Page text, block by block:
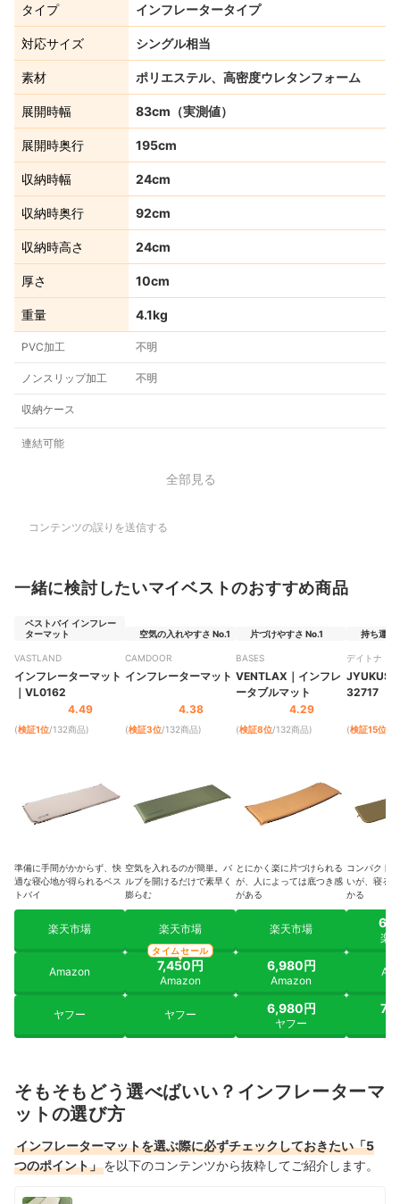
タイプ インフレータータイプ
対応サイズ シングル相当
素材 ポリエステル、高密度ウレタンフォーム
展開時幅 83cm（実測値）
展開時奥行 195cm
収納時幅 24cm
収納時奥行 92cm
収納時高さ 24cm
厚さ 10cm
重量 4.1kg
PVC加工 不明
ノンスリップ加工 不明
収納ケース
連結可能
全部見る
コンテンツの誤りを送信する
一緒に検討したいマイベストのおすすめ商品
ベストバイ インフレー
ターマット
VASTLAND
インフレーターマット
｜ ‎VL0162
4.49
(検証1位/132商品)
準備に手間がかからず、快
適な寝心地が得られるベス
トバイ
楽天市場
Amazon
ヤフー
空気の入れやすさ No.1
CAMDOOR
インフレーターマット
4.38
(検証3位/132商品)
空気を入れるのが簡単。バ
ルブを開けるだけで素早く
膨らむ
楽天市場
7,450円
Amazon
タイムセール
ヤフー
片づけやすさ No.1
BASES
VENTLAX ｜ インフレ
ータブルマット
4.29
(検証8位/132商品)
とにかく楽に片づけられる
が、人によっては底つき感
がある
楽天市場
6,980円
Amazon
6,980円
ヤフー
持ち運び
デイトナ
32717
(検証15位
コンパクト
いが、寝る
かる
楽
そもそもどう選べばいい？インフレーターマ
ットの選び方
インフレーターマットを選ぶ際に必ずチェックしておきたい「5
つのポイント」を以下のコンテンツから抜粋してご紹介します。